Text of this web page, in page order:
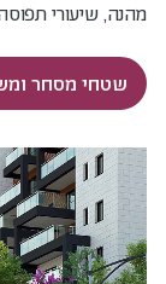
מהנה, שיעורי
שטחי מסחר